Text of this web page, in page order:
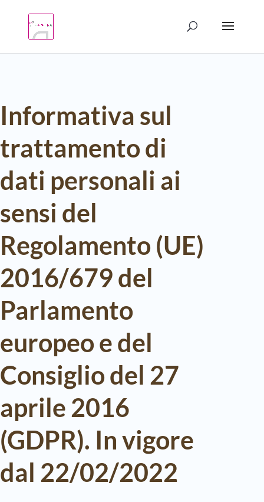
Informativa sul
trattamento di
dati personali ai
sensi del
Regolamento (UE)
2016/679 del
Parlamento
europeo e del
Consiglio del 27
aprile 2016
(GDPR). In vigore
dal 22/02/2022